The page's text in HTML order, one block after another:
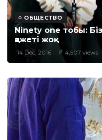
ОБЩЕСТВО
Ninety one тобы:
қажеті жоқ
14 Dec, 2016 4,507 views